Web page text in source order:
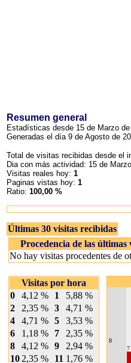
Resumen general
Estadísticas desde 15 de Marzo
Generadas el día 9 de Agosto de
Total de visitas recibidas desde el
Dia con más actividad: 15 de
Visitas reales hoy: 1
Paginas vistas hoy: 1
Ratio: 100,00 %
Últimas 30 visitas recibidas
Procedencia de las últimas
No hay visitas procedentes de
Visitas por hora
0
4,12 % 1
5,88 %
2
2,35 % 3
4,71 %
4
4,71 % 5
3,53 %
6
1,18 % 7
2,35 %
8
4,12 % 9
2,94 %
10 2,35 % 11 1,76 %
8
7